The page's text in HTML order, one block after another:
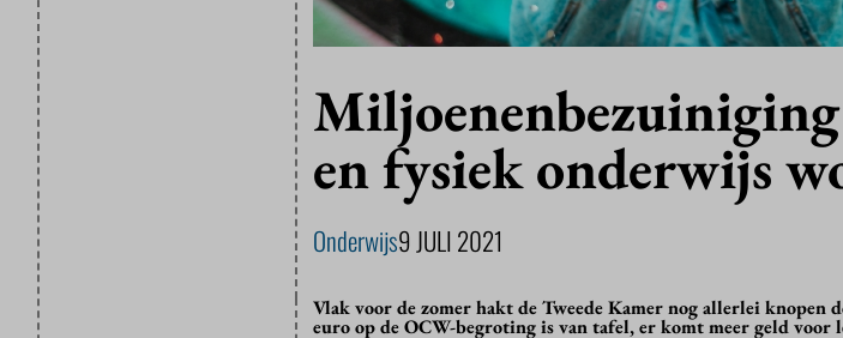
Miljoenenbezuiniging
en fysiek onderwijs
Onderwijs9 JULI 2021
Vlak voor de zomer hakt de Tweede Kamer nog allerlei knopen
euro op de OCW-begroting is van tafel, er komt meer geld